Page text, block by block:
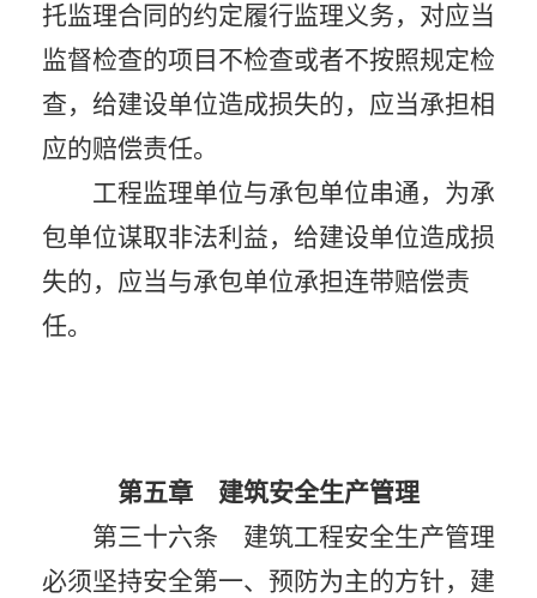
托监理合同的约定履行监理义务，对应当
监督检查的项目不检查或者不按照规定检
查，给建设单位造成损失的，应当承担相
应的赔偿责任。
工程监理单位与承包单位串通，为承
包单位谋取非法利益，给建设单位造成损
失的，应当与承包单位承担连带赔偿责
任。
第五章 建筑安全生产管理
第三十六条 建筑工程安全生产管理
必须坚持安全第一、预防为主的方针，建